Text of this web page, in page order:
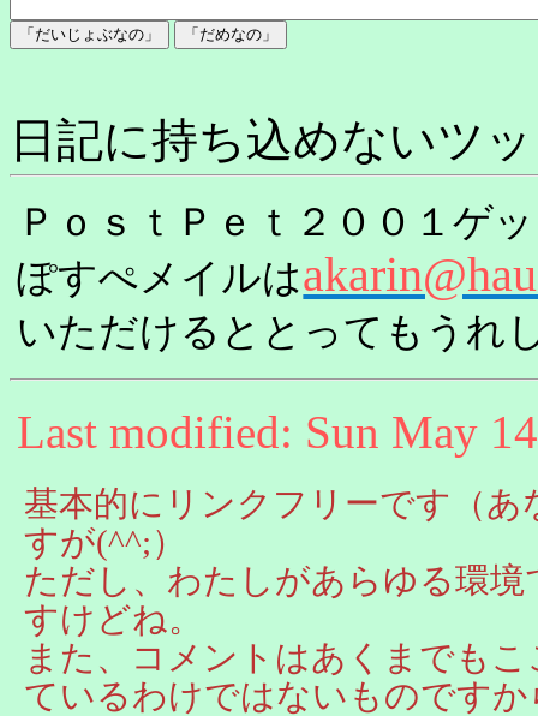
日記に持ち込めないツ
ＰｏｓｔＰｅｔ２００１ゲ
ぽすぺメイルは
いただけるととってもうれ
Last modified: Sun May
基本的にリンクフリーです（
すが(^^;）
ただし、わたしがあらゆる環境
すけどね。
また、コメントはあくまでも
ているわけではないものですか